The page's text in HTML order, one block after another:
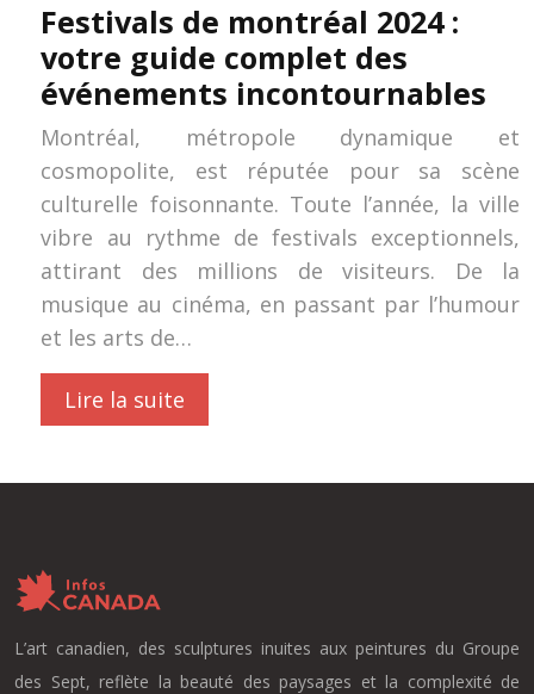
Festivals de montréal 2024 :
votre guide complet des
événements incontournables
Montréal, métropole dynamique et
cosmopolite, est réputée pour sa scène
culturelle foisonnante. Toute l’année, la ville
vibre au rythme de festivals exceptionnels,
attirant des millions de visiteurs. De la
musique au cinéma, en passant par l’humour
et les arts de…
Lire la suite
L’art canadien, des sculptures inuites aux peintures du Groupe
des Sept, reflète la beauté des paysages et la complexité de